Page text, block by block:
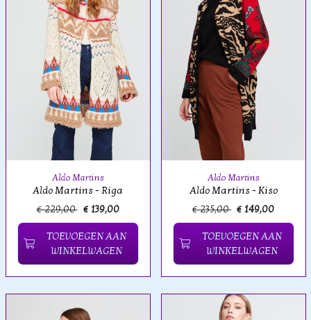
Aldo Martins
Aldo Martins - Riga
€ 229,00 € 139,00
TOEVOEGEN AAN
WINKELWAGEN
Aldo Martins
Aldo Martins - Kiso
€ 235,00 € 149,00
TOEVOEGEN AAN
WINKELWAGEN